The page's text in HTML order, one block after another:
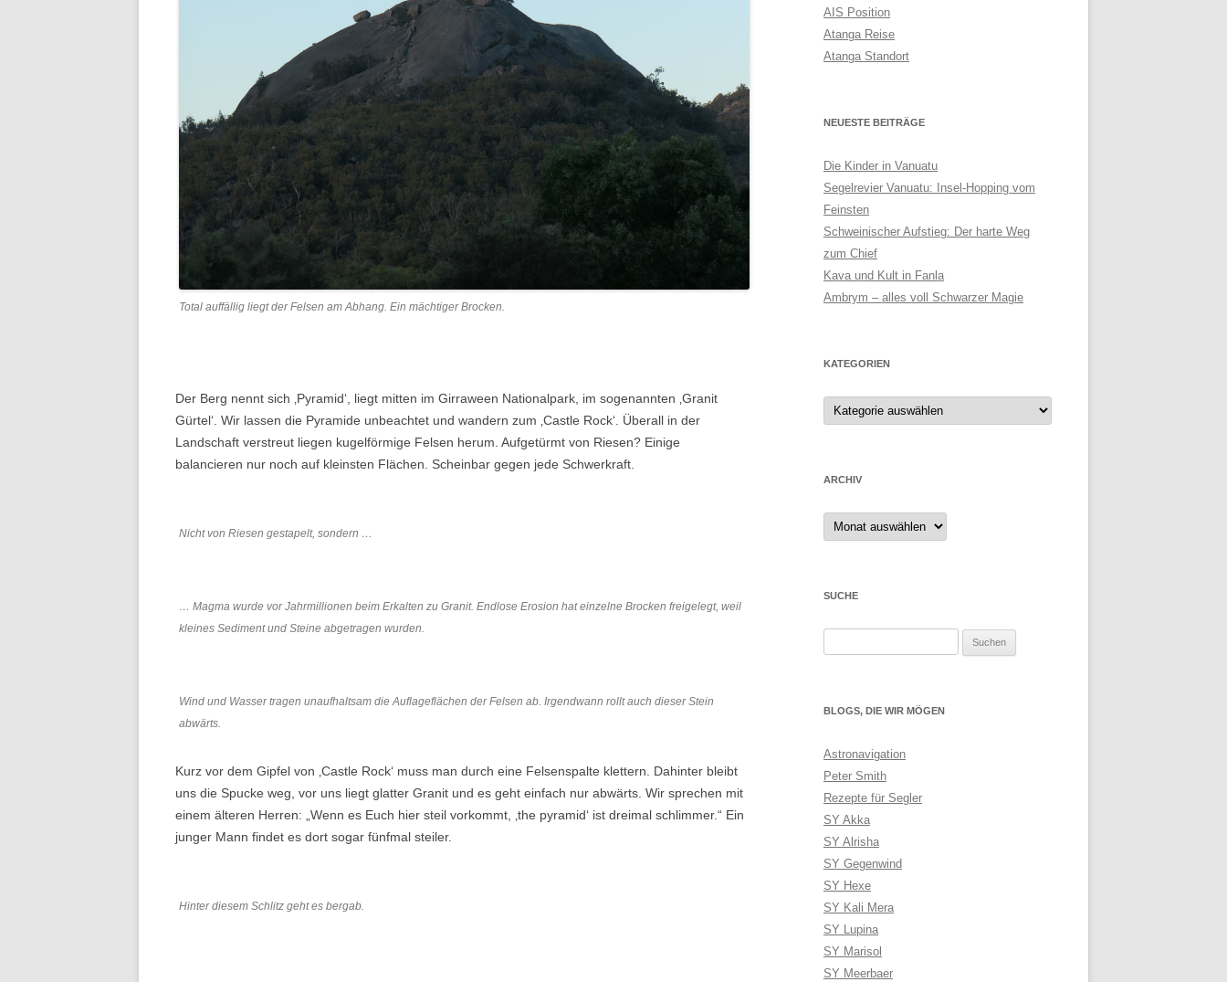
Total auffällig liegt der Felsen am Abhang. Ein mächtiger Brocken.
Der Berg nennt sich ‚Pyramid‘, liegt mitten im Girraween Nationalpark, im sogenannten ‚Granit
Gürtel‘. Wir lassen die Pyramide unbeachtet und wandern zum ‚Castle Rock‘. Überall in der
Landschaft verstreut liegen kugelförmige Felsen herum. Aufgetürmt von Riesen? Einige
balancieren nur noch auf kleinsten Flächen. Scheinbar gegen jede Schwerkraft.
Nicht von Riesen gestapelt, sondern …
… Magma wurde vor Jahrmillionen beim Erkalten zu Granit. Endlose Erosion hat einzelne Brocken freigelegt, weil
kleines Sediment und Steine abgetragen wurden.
Wind und Wasser tragen unaufhaltsam die Auflageflächen der Felsen ab. Irgendwann rollt auch dieser Stein
abwärts.
Kurz vor dem Gipfel von ‚Castle Rock‘ muss man durch eine Felsenspalte klettern. Dahinter bleibt
uns die Spucke weg, vor uns liegt glatter Granit und es geht einfach nur abwärts. Wir sprechen mit
einem älteren Herren: „Wenn es Euch hier steil vorkommt, ‚the pyramid‘ ist dreimal schlimmer.“ Ein
junger Mann findet es dort sogar fünfmal steiler.
Hinter diesem Schlitz geht es bergab.
AIS Position
Atanga Reise
Atanga Standort
NEUESTE BEITRÄGE
Die Kinder in Vanuatu
Segelrevier Vanuatu: Insel-Hopping vom
Feinsten
Schweinischer Aufstieg: Der harte Weg
zum Chief
Kava und Kult in Fanla
Ambrym – alles voll Schwarzer Magie
KATEGORIEN
ARCHIV
Archiv
SUCHE
BLOGS, DIE WIR MÖGEN
Astronavigation
Peter Smith
Rezepte für Segler
SY Akka
SY Alrisha
SY Gegenwind
SY Hexe
SY Kali Mera
SY Lupina
SY Marisol
SY Meerbaer